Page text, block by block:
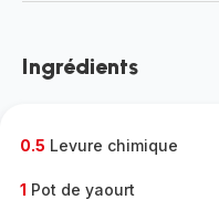
gamme
Ingrédients
0.5 Levure chimique
1 Pot de yaourt